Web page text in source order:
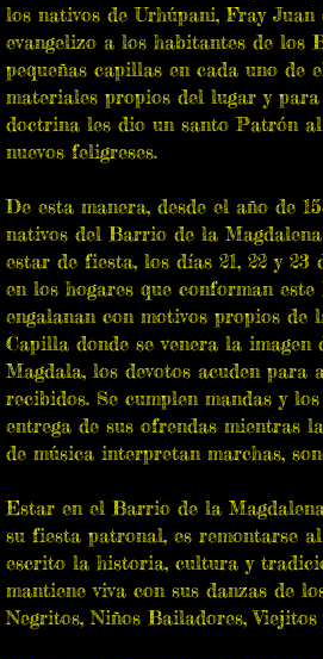
los nativos de Urhúpani, Fray Juan
evangelizo a los habitantes de los
pequeñas capillas en cada uno de
materiales propios del lugar y
doctrina les dio un santo Patrón al
nuevos feligreses.
De esta manera, desde el año de
nativos del Barrio de la
estar de fiesta, los días 21, 22 y
en los hogares que conforman
engalanan con motivos propios de
Capilla donde se venera la imagen
Magdala, los devotos acuden para
recibidos. Se cumplen mandas y
entrega de sus ofrendas mientras
de música interpretan marchas,
Estar en el Barrio de la
su fiesta patronal, es remontarse
escrito la historia, cultura y
mantiene viva con sus danzas de
Negritos, Niños Bailadores, Viejitos